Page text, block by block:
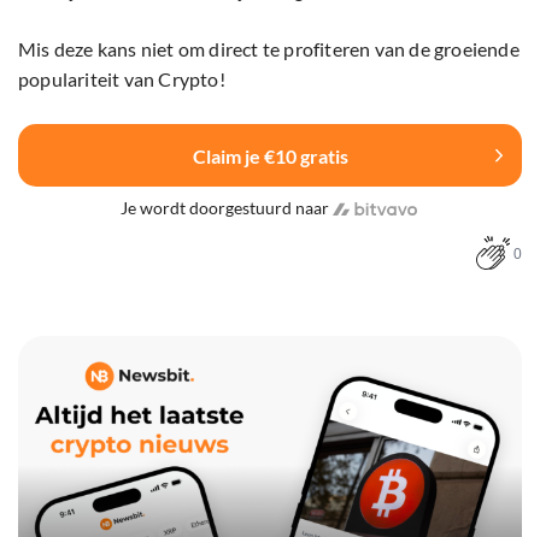
Mis deze kans niet om direct te profiteren van de groeiende
populariteit van Crypto!
Claim je €10 gratis
Je wordt doorgestuurd naar
0